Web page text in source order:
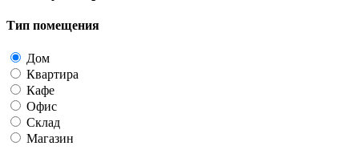
Тип помещения
Дом
Квартира
Кафе
Офис
Склад
Магазин